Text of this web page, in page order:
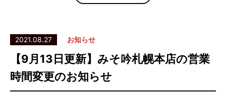
2021.08.27 お知らせ
【9月13日更新】みそ吟札幌本店の営業
時間変更のお知らせ